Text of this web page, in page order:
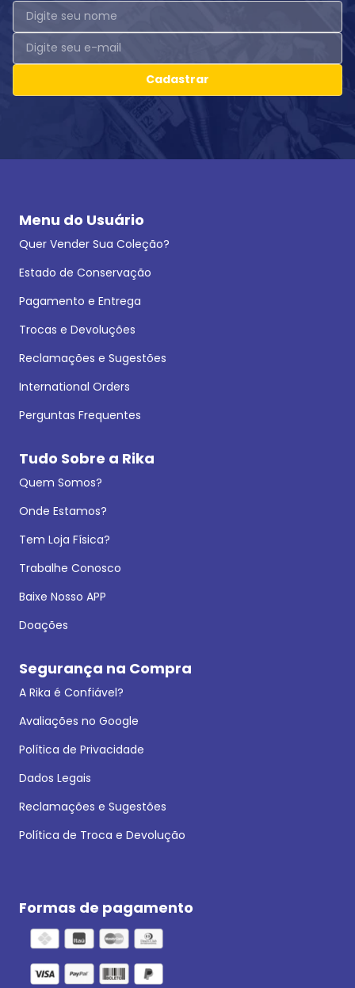
Cadastrar
Menu do Usuário
Quer Vender Sua Coleção?
Estado de Conservação
Pagamento e Entrega
Trocas e Devoluções
Reclamações e Sugestões
International Orders
Perguntas Frequentes
Tudo Sobre a Rika
Quem Somos?
Onde Estamos?
Tem Loja Física?
Trabalhe Conosco
Baixe Nosso APP
Doações
Segurança na Compra
A Rika é Confiável?
Avaliações no Google
Política de Privacidade
Dados Legais
Reclamações e Sugestões
Política de Troca e Devolução
Formas de pagamento